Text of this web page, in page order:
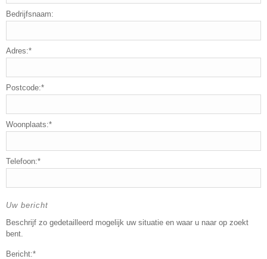
Bedrijfsnaam:
Adres:*
Postcode:*
Woonplaats:*
Telefoon:*
Uw bericht
Beschrijf zo gedetailleerd mogelijk uw situatie en waar u naar op zoekt
bent.
Bericht:*